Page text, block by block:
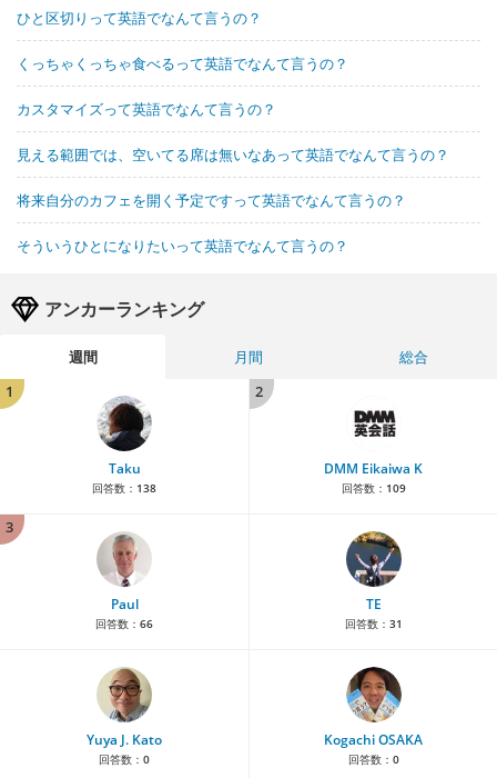
ひと区切りって英語でなんて言うの？
くっちゃくっちゃ食べるって英語でなんて言うの？
カスタマイズって英語でなんて言うの？
見える範囲では、空いてる席は無いなあって英語でなんて言うの？
将来自分のカフェを開く予定ですって英語でなんて言うの？
そういうひとになりたいって英語でなんて言うの？
アンカーランキング
週間 月間
総合
1
Taku
回答数： 138
2
DMM Eikaiwa K
回答数： 109
3
Paul
回答数： 66
TE
回答数： 31
Yuya J. Kato
回答数： 0
Kogachi OSAKA
回答数： 0